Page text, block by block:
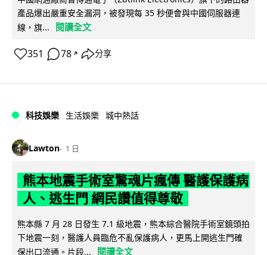
產品爆出嚴重安全漏洞，被發現每 35 秒便會與中國伺服器連
線，旗...
閱讀全文
351 78 ↗ 分享
科技娛樂 生活娛樂 城中熱話
Lawton 1 日
熊本地震手術室驚魂片瘋傳 醫護保護病
人、逃生門 網民讚值得尊敬
熊本縣 7 月 28 日發生 7.1 級地震，熊本綜合醫院手術室鏡頭拍
下地震一刻，醫護人員臨危不亂保護病人，更馬上開逃生門確
保出口流通。片段...
閱讀全文